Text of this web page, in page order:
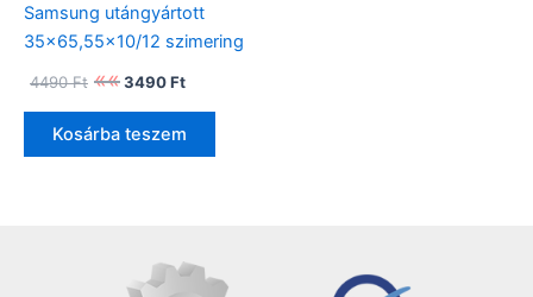
Samsung utángyártott
35×65,55×10/12 szimering
4490Ft
Original
price
was:
4490 Ft.
3490Ft
price
is:
3490 Ft.
Kosárba teszem